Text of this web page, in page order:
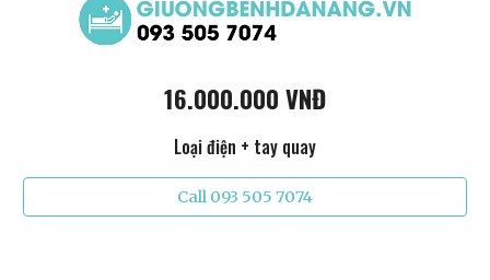
16.000.000 VNĐ
Loại điện + tay quay
Call 093 505 7074